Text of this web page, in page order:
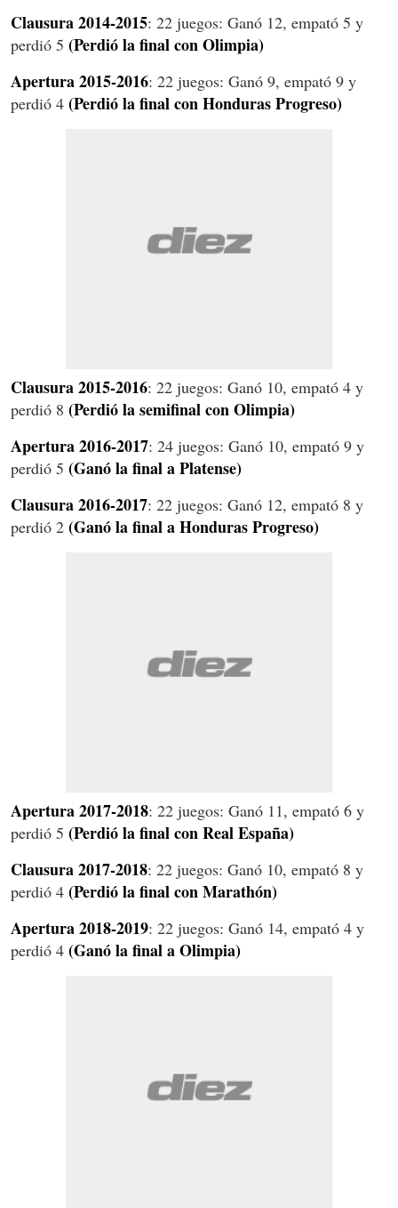
Clausura 2014-2015: 22 juegos: Ganó 12, empató 5 y
perdió 5 (Perdió la final con Olimpia)
Apertura 2015-2016: 22 juegos: Ganó 9, empató 9 y
perdió 4 (Perdió la final con Honduras Progreso)
Clausura 2015-2016: 22 juegos: Ganó 10, empató 4 y
perdió 8 (Perdió la semifinal con Olimpia)
Apertura 2016-2017: 24 juegos: Ganó 10, empató 9 y
perdió 5 (Ganó la final a Platense)
Clausura 2016-2017: 22 juegos: Ganó 12, empató 8 y
perdió 2 (Ganó la final a Honduras Progreso)
Apertura 2017-2018: 22 juegos: Ganó 11, empató 6 y
perdió 5 (Perdió la final con Real España)
Clausura 2017-2018: 22 juegos: Ganó 10, empató 8 y
perdió 4 (Perdió la final con Marathón)
Apertura 2018-2019: 22 juegos: Ganó 14, empató 4 y
perdió 4 (Ganó la final a Olimpia)